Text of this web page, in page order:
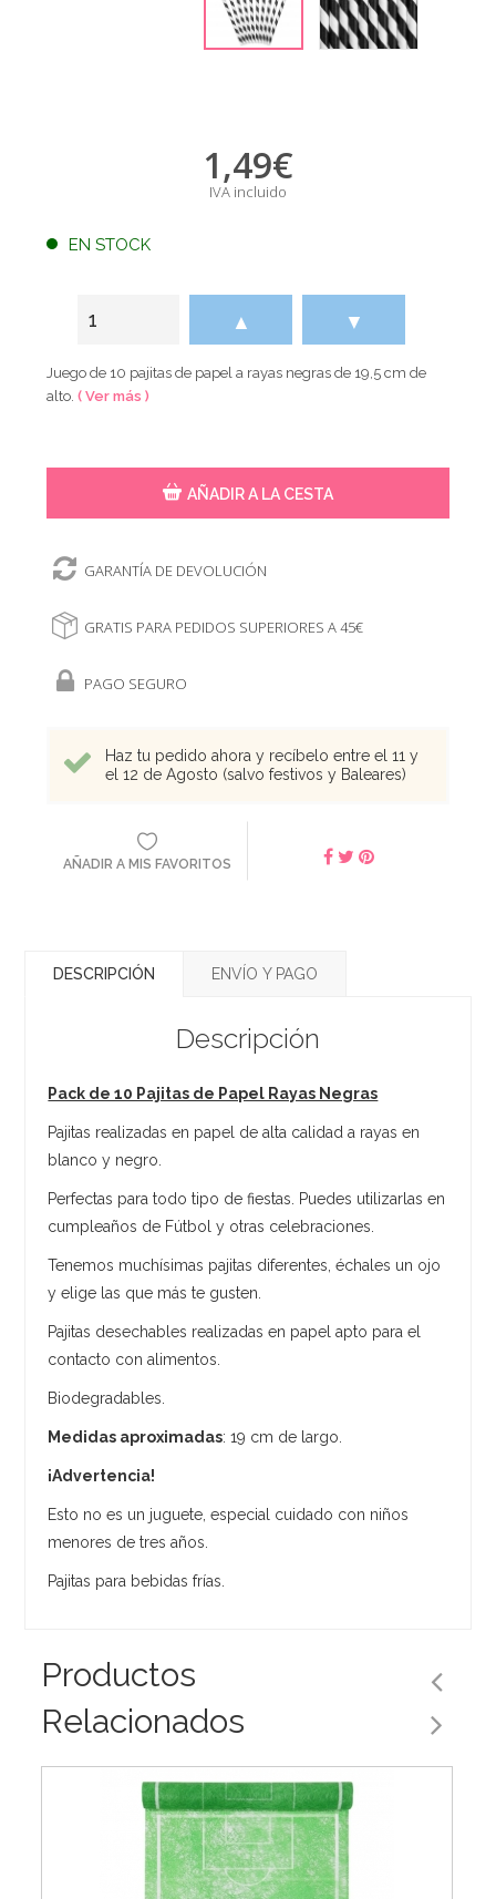
1,49€
IVA incluido
EN STOCK
▲ ▼
Juego de 10 pajitas de papel a rayas negras de 19,5 cm de
alto.( Ver más )
AÑADIR A LA CESTA
GARANTÍA DE DEVOLUCIÓN
GRATIS PARA PEDIDOS SUPERIORES A 45€
PAGO SEGURO
Haz tu pedido ahora y recíbelo entre el 11 y
el 12 de Agosto (salvo festivos y Baleares)
AÑADIR A MIS FAVORITOS
DESCRIPCIÓN ENVÍO Y PAGO
Descripción
Pack de 10 Pajitas de Papel Rayas Negras
Pajitas realizadas en papel de alta calidad a rayas en
blanco y negro.
Perfectas para todo tipo de fiestas. Puedes utilizarlas en
cumpleaños de Fútbol y otras celebraciones.
Tenemos muchísimas pajitas diferentes, échales un ojo
y elige las que más te gusten.
Pajitas desechables realizadas en papel apto para el
contacto con alimentos.
Biodegradables.
Medidas aproximadas: 19 cm de largo.
¡Advertencia!
Esto no es un juguete, especial cuidado con niños
menores de tres años.
Pajitas para bebidas frías.
Productos
Relacionados